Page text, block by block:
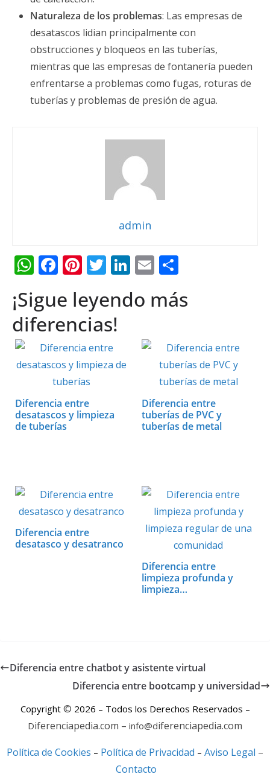
Naturaleza de los problemas: Las empresas de
desatascos lidian principalmente con
obstrucciones y bloqueos en las tuberías,
mientras que las empresas de fontanería pueden
enfrentarse a problemas como fugas, roturas de
tuberías y problemas de presión de agua.
admin
W
at
s
A
p
F
e
b
o
o
k
Pi
er
e
st
T
itt
er
Li
k
dI
E
ai m
ar
ti
r
¡Sigue leyendo más
diferencias!
Diferencia entre
desatascos y limpieza
de tuberías
Diferencia entre
tuberías de PVC y
tuberías de metal
Diferencia entre
desatasco y desatranco
Diferencia entre
limpieza profunda y
limpieza…
Diferencia entre chatbot y asistente virtual
Diferencia entre bootcamp y universidad
Copyright © 2026 – Todos los Derechos Reservados –
Diferenciapedia.com – info@diferenciapedia.com
Política de Cookies – Política de Privacidad – Aviso Legal –
Contacto